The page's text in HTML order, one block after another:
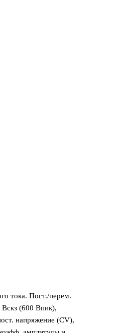
тока. Пост./перем.
(600 Впик),
напряжение (CV),